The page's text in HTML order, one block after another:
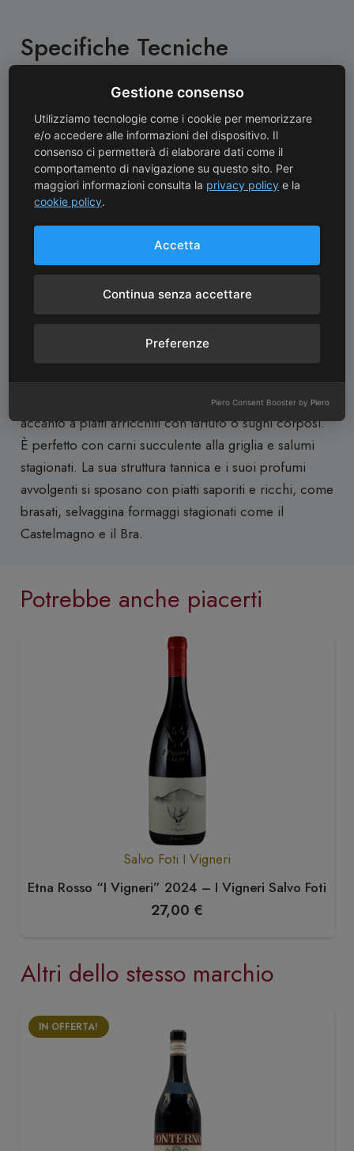
Specifiche Tecniche
Denominazione:Barolo Docg
Azienda:Giacomo Conterno
Tipologia:Rosso
Annata:2021
Alcol:14%
Abbinamenti:Ottimo come vino da meditazione,
ma la sua ricchezza aromatica si esalta al massimo
accanto a piatti arricchiti con tartufo o sughi corposi.
È perfetto con carni succulente alla griglia e salumi
stagionati. La sua struttura tannica e i suoi profumi
avvolgenti si sposano con piatti saporiti e ricchi, come
brasati, selvaggina formaggi stagionati come il
Castelmagno e il Bra.
Potrebbe anche piacerti
Salvo Foti I Vigneri
Etna Rosso “I Vigneri” 2024 – I Vigneri Salvo Foti
27,00 €
Altri dello stesso marchio
IN OFFERTA!
Gestione consenso
Utilizziamo tecnologie come i cookie per memorizzare
e/o accedere alle informazioni del dispositivo. Il
consenso ci permetterà di elaborare dati come il
comportamento di navigazione su questo sito. Per
maggiori informazioni consulta la privacy policy e la
cookie policy.
Accetta
Continua senza accettare
Preferenze
Piero Consent Booster by Piero